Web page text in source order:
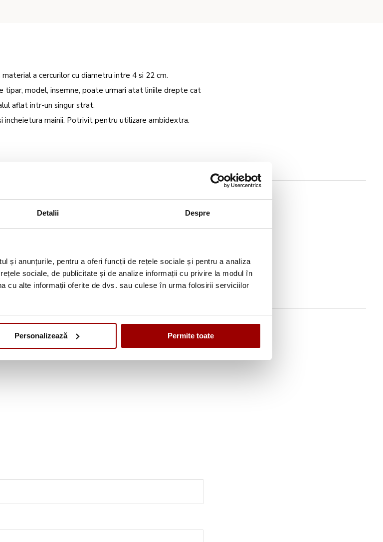
Detalii Despre
și anunțurile, pentru a oferi funcții de rețele sociale și pentru a analiza
sociale, de publicitate și de analize informații cu privire la modul în
cu alte informații oferite de dvs. sau culese în urma folosirii serviciilor
Personalizează Permite toate
a cercurilor cu diametru intre 4 si 22 cm.
tipar, model, insemne, poate urmari atat liniile drepte cat
aflat intr-un singur strat.
mainii. Potrivit pentru utilizare ambidextra.